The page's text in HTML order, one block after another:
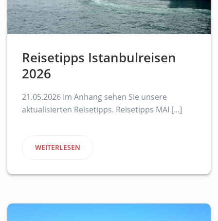
Reisetipps Istanbulreisen
2026
21.05.2026 Im Anhang sehen Sie unsere
aktualisierten Reisetipps. Reisetipps MAI [...]
WEITERLESEN